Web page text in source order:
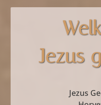
Jezus
Jezus